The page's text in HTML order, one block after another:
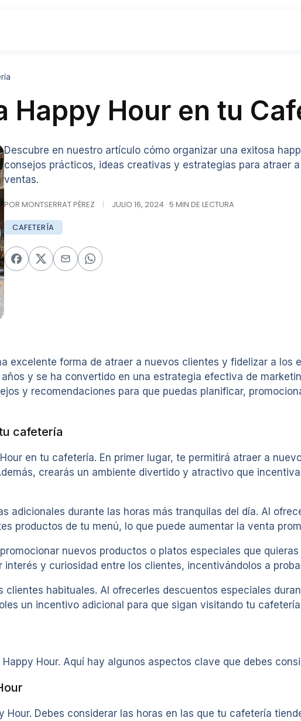
Happy Hour en tu
Descubre en nuestro artículo cómo organizar una exitosa
consejos prácticos, ideas creativas y estrategias para atraer
ventas.
POR MONTSERRAT PÉREZ | JULIO 16, 2024 · 5 MIN DE LECTURA
CAFETERÍA
excelente forma de atraer a nuevos clientes y fidelizar a los
y se ha convertido en una estrategia efectiva de
y recomendaciones para que puedas planificar,
cafetería
en tu cafetería. En primer lugar, te permitirá atraer a
crearás un ambiente divertido y atractivo que
adicionales durante las horas más tranquilas del día. Al
productos de tu menú, lo que puede aumentar la venta
nuevos productos o platos especiales que
y curiosidad entre los clientes, incentivándolos a
habituales. Al ofrecerles descuentos especiales
un incentivo adicional para que sigan visitando tu
Hour. Aquí hay algunos aspectos clave que debes
Debes considerar las horas en las que tu cafetería